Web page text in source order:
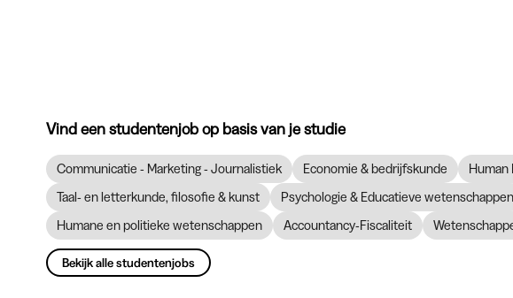
Vind een studentenjob op basis van je studie
Communicatie - Marketing - Journalistiek Economie & bedrijfskunde Human
Taal- en letterkunde, filosofie & kunst
Psychologie & Educatieve wetenschappen
Humane en politieke wetenschappen
Accountancy-Fiscaliteit
Bekijk alle studentenjobs